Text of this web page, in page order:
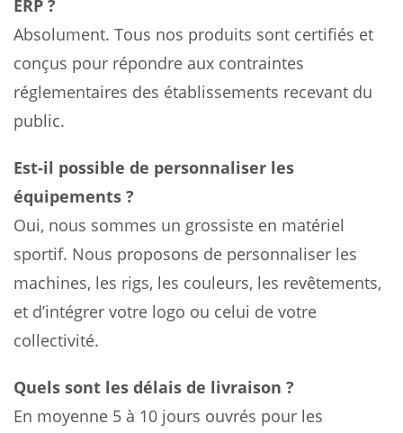
ERP ?
Absolument. Tous nos produits sont certifiés et
conçus pour répondre aux contraintes
réglementaires des établissements recevant du
public.
Est-il possible de personnaliser les
équipements ?
Oui, nous sommes un grossiste en matériel
sportif. Nous proposons de personnaliser les
machines, les rigs, les couleurs, les revêtements,
et d’intégrer votre logo ou celui de votre
collectivité.
Quels sont les délais de livraison ?
En moyenne 5 à 10 jours ouvrés pour les